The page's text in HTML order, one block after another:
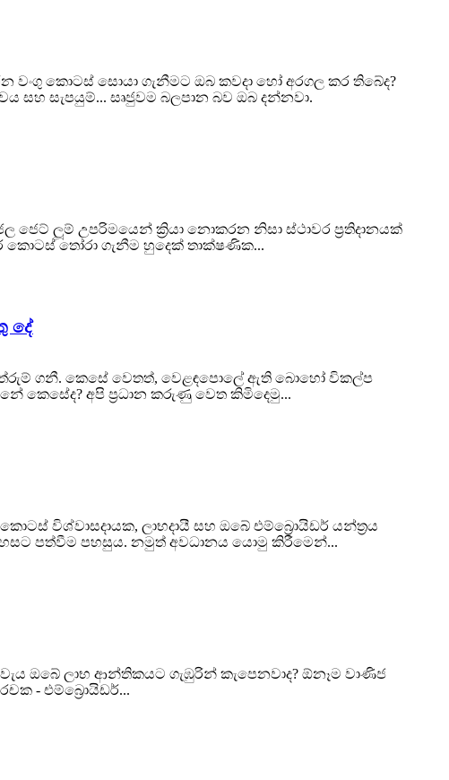
කොටස් සොයා ගැනීමට ඔබ කවදා හෝ අරගල කර තිබේද?
සහ සැපයුම්... සෘජුවම බලපාන බව ඔබ දන්නවා.
ජෙට් ලූම් උපරිමයෙන් ක්‍රියා නොකරන නිසා ස්ථාවර ප්‍රතිදානයක්
කොටස් තෝරා ගැනීම හුදෙක් තාක්ෂණික...
දේ
ගනී. කෙසේ වෙතත්, වෙළඳපොලේ ඇති බොහෝ විකල්ප
කෙසේද? අපි ප්‍රධාන කරුණු වෙත කිමිදෙමු...
විශ්වාසදායක, ලාභදායී සහ ඔබේ එම්බ්‍රොයිඩර් යන්ත්‍රය
පත්වීම පහසුය. නමුත් අවධානය යොමු කිරීමෙන්...
ඔබේ ලාභ ආන්තිකයට ගැඹුරින් කැපෙනවාද? ඕනෑම වාණිජ
- එම්බ්‍රොයිඩර්...